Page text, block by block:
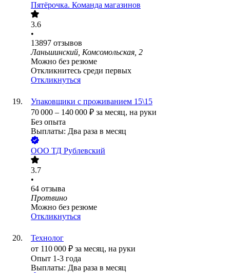
Пятёрочка. Команда магазинов
3.6
•
13897 отзывов
Ланьшинский, Комсомольская, 2
Можно без резюме
Откликнитесь среди первых
Откликнуться
Упаковщики с проживанием 15\15
70 000 – 140 000 ₽ за месяц, на руки
Без опыта
Выплаты: Два раза в месяц
ООО ТД Рублевский
3.7
•
64 отзыва
Протвино
Можно без резюме
Откликнуться
Технолог
от 110 000 ₽ за месяц, на руки
Опыт 1-3 года
Выплаты: Два раза в месяц